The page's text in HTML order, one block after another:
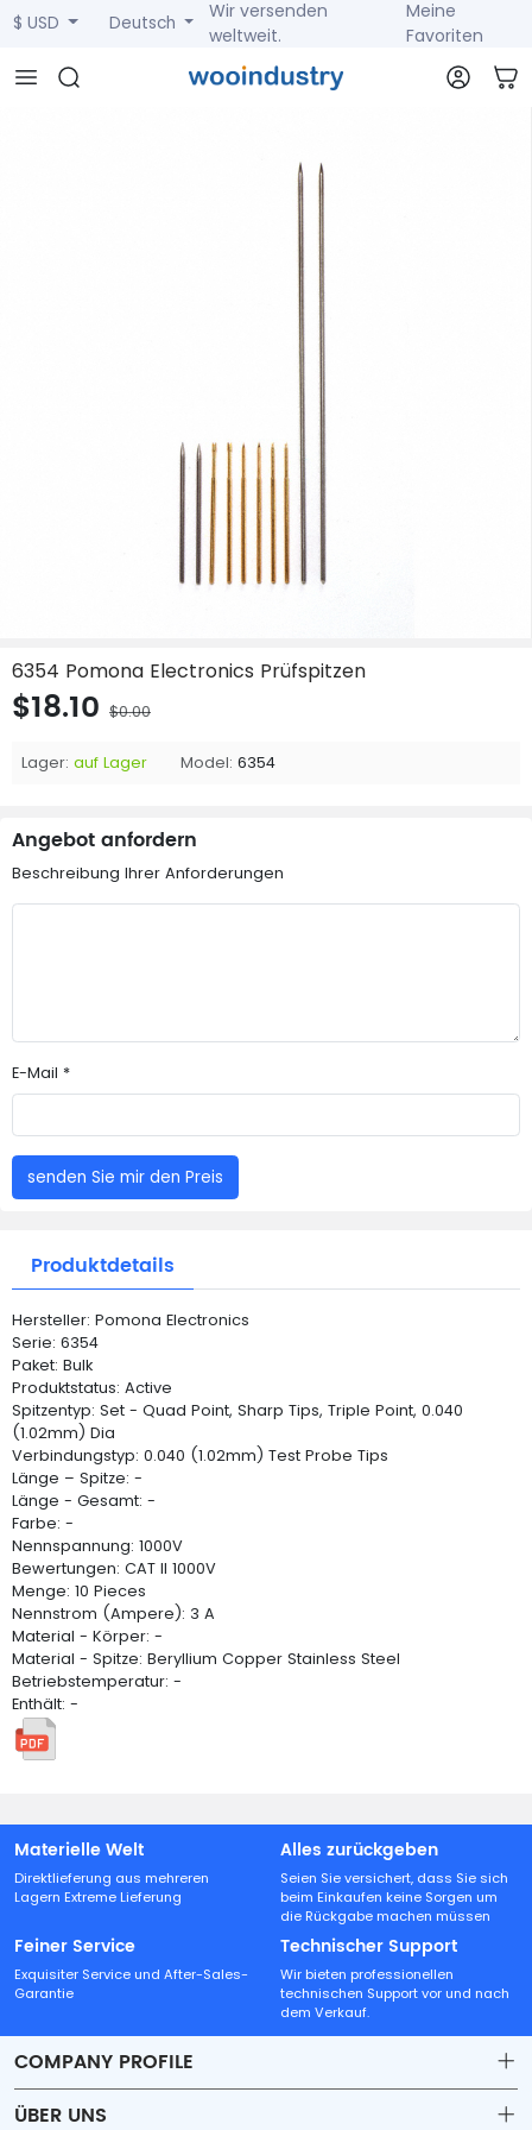
$ USD Deutsch
Wir versenden
weltweit.
Meine
Favoriten
6354 Pomona Electronics Prüfspitzen
$18.10 $0.00
Lager: auf Lager Model: 6354
Angebot anfordern
Beschreibung Ihrer Anforderungen
E-Mail *
senden Sie mir den Preis
Produktdetails
Hersteller: Pomona Electronics
Serie: 6354
Paket: Bulk
Produktstatus: Active
Spitzentyp: Set - Quad Point, Sharp Tips, Triple Point, 0.040
(1.02mm) Dia
Verbindungstyp: 0.040 (1.02mm) Test Probe Tips
Länge – Spitze: -
Länge - Gesamt: -
Farbe: -
Nennspannung: 1000V
Bewertungen: CAT II 1000V
Menge: 10 Pieces
Nennstrom (Ampere): 3 A
Material - Körper: -
Material - Spitze: Beryllium Copper Stainless Steel
Betriebstemperatur: -
Enthält: -
Materielle Welt
Direktlieferung aus mehreren
Lagern Extreme Lieferung
Alles zurückgeben
Seien Sie versichert, dass Sie sich
beim Einkaufen keine Sorgen um
die Rückgabe machen müssen
Feiner Service
Exquisiter Service und After-Sales-
Garantie
Technischer Support
Wir bieten professionellen
technischen Support vor und nach
dem Verkauf.
COMPANY PROFILE
ÜBER UNS